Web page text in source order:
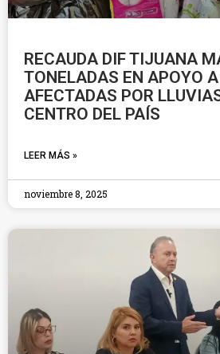
RECAUDA DIF TIJUANA
TONELADAS EN APOYO
AFECTADAS POR
CENTRO DEL PAÍS
LEER MÁS »
noviembre 8, 2025